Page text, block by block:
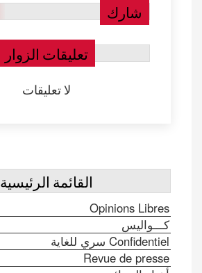
شارك
تعليقات الزوار
لا تعليقات
القائمة الرئيسية
Opinions Libres
كـــواليس
Confidentiel سري للغاية
Revue de presse